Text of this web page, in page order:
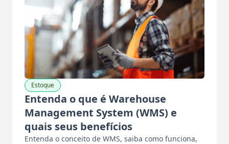
Estoque
Entenda o que é Warehouse
Management System (WMS) e
quais seus benefícios
Entenda o conceito de WMS, saiba como funciona,